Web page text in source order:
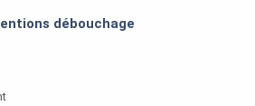
débouchage